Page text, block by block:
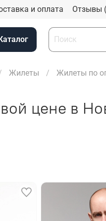
и оплата Отзывы
Жилеты Жилеты по
цене в